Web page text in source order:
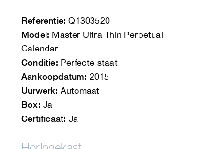
Referentie: Q1303520
Model: Master Ultra Thin Perpetual
Calendar
Conditie: Perfecte staat
Aankoopdatum: 2015
Uurwerk: Automaat
Box: Ja
Certificaat: Ja